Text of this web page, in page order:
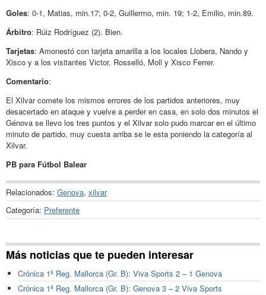
Goles: 0-1, Matias, min.17; 0-2, Guillermo, min. 19; 1-2, Emilio, min.89.
Árbitro: Rúiz Rodríguez (2). Bien.
Tarjetas: Amonestó con tarjeta amarilla a los locales Llobera, Nando y
Xisco y a los visitantes Victor, Rosselló, Moll y Xisco Ferrer.
Comentario:
El Xilvar comete los mismos errores de los partidos anteriores, muy
desacertado en ataque y vuelve a perder en casa, en solo dos minutos el
Génova se llevo los tres puntos y el Xilvar solo pudo marcar en el último
minuto de partido, muy cuesta arriba se le esta poniendo la categoría al
Xilvar.
PB para Fútbol Balear
Relacionados: Genova, xilvar
Categoría: Preferente
Más noticias que te pueden interesar
Crónica 1ª Reg. Mallorca (Gr. B): Viva Sports 2 – 1 Genova
Crónica 1ª Reg. Mallorca (Gr. B): Genova 3 – 2 Viva Sports